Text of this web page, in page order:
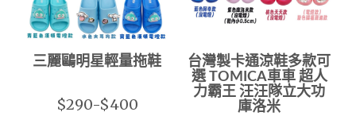
三麗鷗明星輕量拖鞋
$290-$400
台灣製卡通涼鞋多款可
選 TOMICA車車 超人
力霸王 汪汪隊立大功
庫洛米